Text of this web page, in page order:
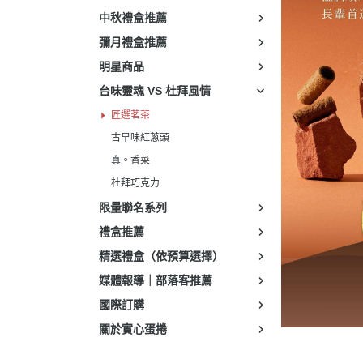
中秋禮盒推薦
彌月禮盒推薦
明星商品
台味靈魂 VS 杜拜風情
匠選茗茶
古早味紅蔥頭
真。香菜
杜拜巧克力
限量聯名系列
禮盒推薦
精選禮盒（依預算選擇）
媒體報導｜部落客推薦
國際訂購
關於實心蛋捲